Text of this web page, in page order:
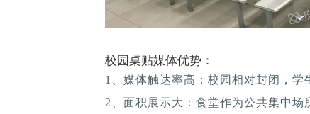
校园桌贴媒体优势：
1、媒体触达率高：校园相对封闭，学
2、面积展示大：食堂作为公共集中场